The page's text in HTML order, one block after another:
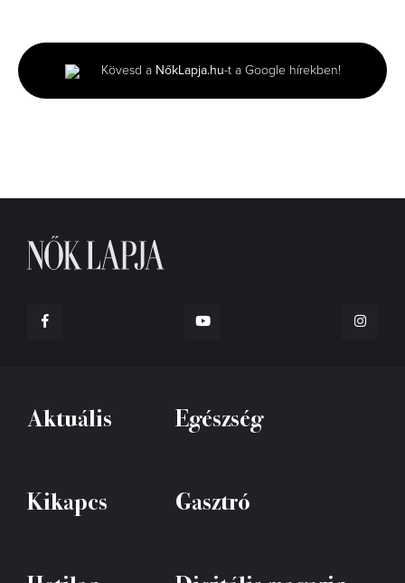
minute,
42
seconds
Kövesd a NőkLapja.hu-t a Google hírekben!
Aktuális Egészség
Kikapcs Gasztró